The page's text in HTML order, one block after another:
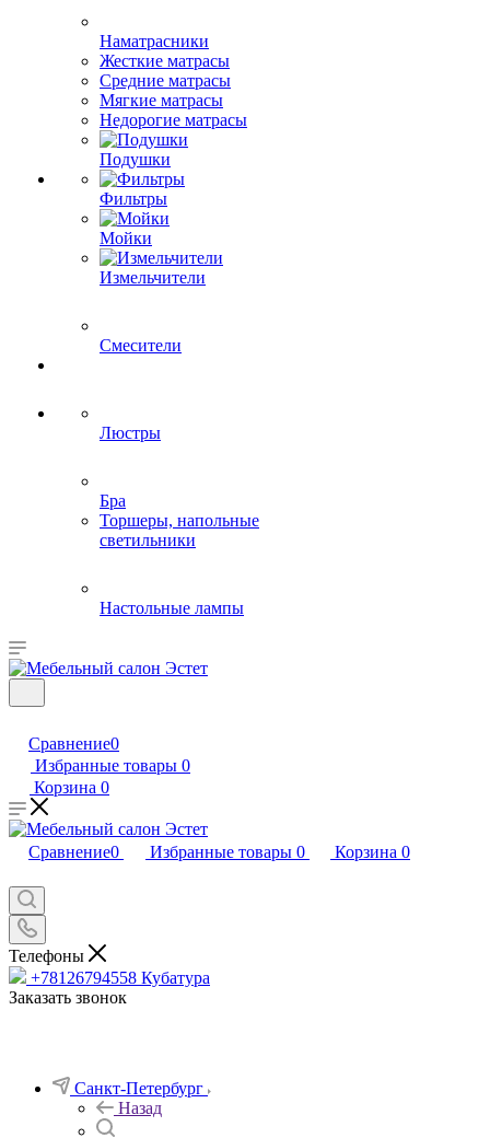
Наматрасники
Жесткие матрасы
Средние матрасы
Мягкие матрасы
Недорогие матрасы
Подушки
Фильтры
Мойки
Измельчители
Смесители
Люстры
Бра
Торшеры, напольные
светильники
Настольные лампы
Сравнение0
Избранные товары 0
Корзина 0
Сравнение0 Избранные товары 0 Корзина 0
Телефоны
+78126794558 Кубатура
Заказать звонок
Санкт-Петербург
Назад